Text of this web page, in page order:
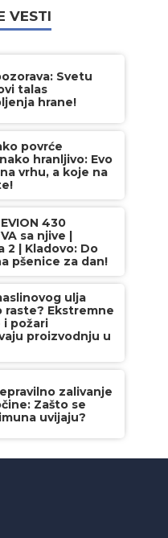
VESTI
Svetu
talas
hrane!
povrće
hranljivo: Evo
vrhu, a koje na
430
sa njive |
2 | Kladovo: Do
pšenice za dan!
ulja
raste? Ekstremne
i požari
proizvodnju u
zalivanje
Zašto se
uvijaju?